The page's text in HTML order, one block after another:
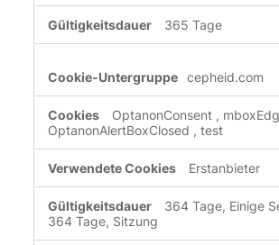
365 Tage
cepheid.com
OptanonConsent ,
OptanonAlertBoxClosed , test
Erstanbieter
364 Tage, Einige
364 Tage, Sitzung